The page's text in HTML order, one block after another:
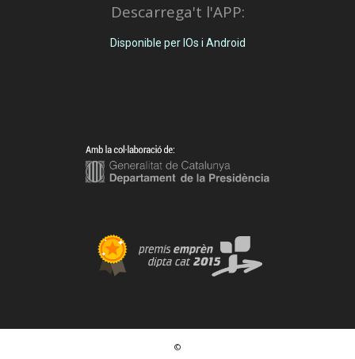
Descarrega't l'APP:
Disponible per IOs i Android
©